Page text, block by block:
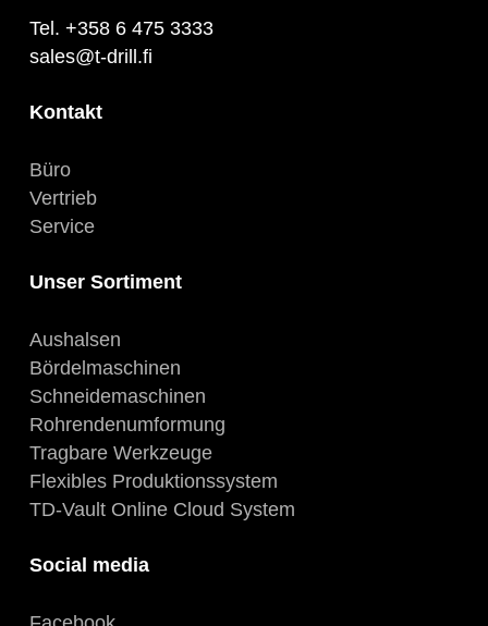
Tel. +358 6 475 3333
sales@t-drill.fi
Kontakt
Büro
Vertrieb
Service
Unser Sortiment
Aushalsen
Bördelmaschinen
Schneidemaschinen
Rohrendenumformung
Tragbare Werkzeuge
Flexibles Produktionssystem
TD-Vault Online Cloud System
Social media